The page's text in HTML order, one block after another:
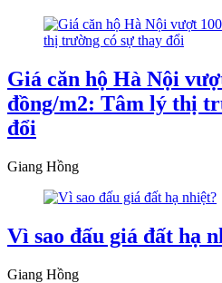
Giá căn hộ Hà Nội
đồng/m2: Tâm lý thị
đổi
Giang Hồng
Vì sao đấu giá đất hạ
Giang Hồng